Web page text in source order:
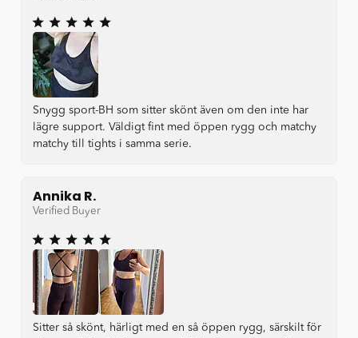
Snygg sport-BH som sitter skönt även om den inte har
lägre support. Väldigt fint med öppen rygg och matchy
matchy till tights i samma serie.
Annika R.
Verified Buyer
Sitter så skönt, härligt med en så öppen rygg, särskilt för